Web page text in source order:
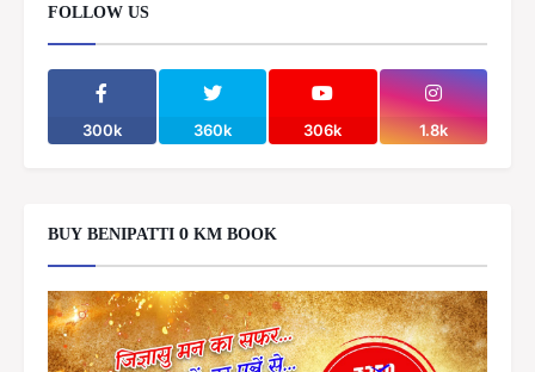
FOLLOW US
300k 360k 306k 1.8k
BUY BENIPATTI 0 KM BOOK